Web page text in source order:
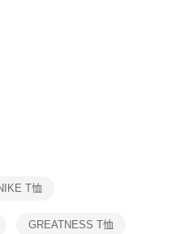
，將跳轉至「AFTEE先享後付」
訊。
訊中的連結，可透過四大超商／
視為交易完成。
之結帳頁面顯示為準，若有關於
疑問，請聯繫「AFTEE先享後付
support/home
AFTEE先享後付」服務完成之交
運費
運費
T恤
GREATNESS T恤